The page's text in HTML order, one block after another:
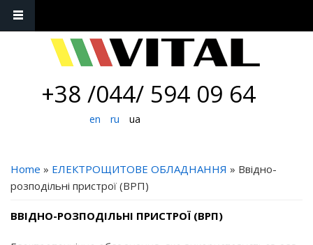
+38 /044/ 594 09 64
en ru ua
YOU ARE HERE
Home » ЕЛЕКТРОЩИТОВЕ ОБЛАДНАННЯ » Ввідно-
розподільні пристрої (ВРП)
ВВІДНО-РОЗПОДІЛЬНІ ПРИСТРОЇ (ВРП)